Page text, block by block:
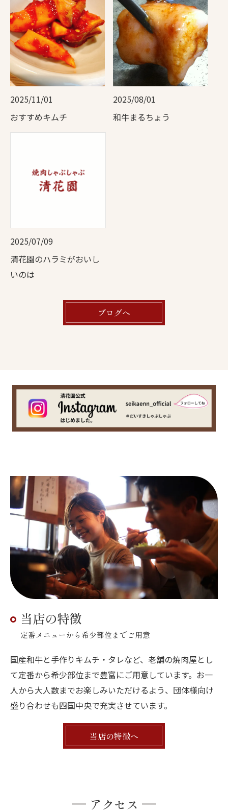
2025/11/01
おすすめキムチ
2025/08/01
和牛まるちょう
2025/07/09
清花園のハラミがおいし
いのは
ブログへ
当店の特徴
定番メニューから希少部位までご用意
国産和牛と手作りキムチ・タレなど、老舗の焼肉屋とし
て定番から希少部位まで豊富にご用意しています。お一
人から大人数までお楽しみいただけるよう、団体様向け
盛り合わせも四国中央で充実させています。
当店の特徴へ
アクセス